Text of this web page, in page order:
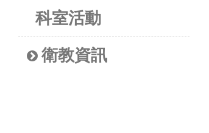
科室活動
衛教資訊